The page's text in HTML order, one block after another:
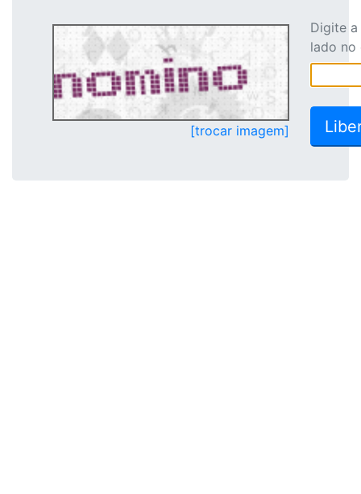
[trocar imagem]
Digite
lado no